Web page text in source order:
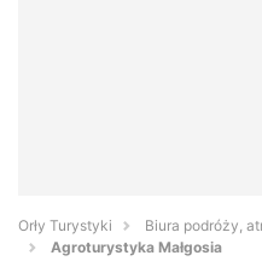
Orły Turystyki
Biura podróży,
Agroturystyka Małgosia